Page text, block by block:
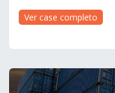
Ver case completo